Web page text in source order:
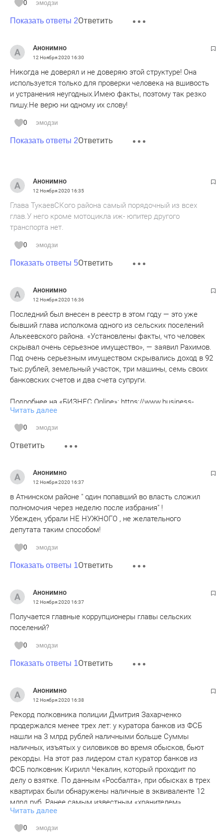
Россию погубит коррупция
0 эмодзи
Показать ответы 2Ответить
Анонимно
12 Ноября 2020 16:30
Никогда не доверял и не доверяю этой структуре! Она
используется только для проверки человека на вшивость
и устранения неугодных.Имею факты, поэтому так резко
пишу.Не верю ни одному их слову!
0 эмодзи
Показать ответы 2Ответить
Анонимно
12 Ноября 2020 16:35
Глава ТукаевСКого района самый порядочный из всех
глав.У него кроме мотоцикла иж- юпитер другого
транспорта нет.
0 эмодзи
Показать ответы 5Ответить
Анонимно
12 Ноября 2020 16:36
Последний был внесен в реестр в этом году — это уже
бывший глава исполкома одного из сельских поселений
Алькеевского района. «Установлены факты, что человек
скрывал очень серьезное имущество», — заявил Рахимов.
Под очень серьезным имуществом скрывались доход в 92
тыс.рублей, земельный участок, три машины, семь своих
банковских счетов и два счета супруги.
Подробнее на «БИЗНЕС Online»: https://www.business-
gazeta.ru/article/488065
Крупную рыбу поймали
Молодцы
Целых 92 тысячи рублей
Суд изъял у экс-министра по вопросам Открытого
правительства в пользу государства больше 30 млрд
Абызов незаконно заработал деньги, занимаясь бизнесом
Читать далее
0 эмодзи
Ответить
Анонимно
12 Ноября 2020 16:37
в Атнинском районе " один попавший во власть сложил
полномочия через неделю после избрания" !
Убежден, убрали НЕ НУЖНОГО , не желательного
депутата таким способом!
0 эмодзи
Показать ответы 1Ответить
Анонимно
12 Ноября 2020 16:37
Получается главные коррупционеры главы сельских
поселений?
0 эмодзи
Показать ответы 1Ответить
Анонимно
12 Ноября 2020 16:38
Рекорд полковника полиции Дмитрия Захарченко
продержался менее трех лет: у куратора банков из ФСБ
нашли на 3 млрд рублей наличными больше Суммы
наличных, изъятых у силовиков во время обысков, бьют
рекорды. На этот раз лидером стал куратор банков из
ФСБ полковник Кирилл Чекалин, который проходит по
делу о взятке. По данным «Росбалта», при обысках в трех
квартирах были обнаружены наличные в эквиваленте 12
млрд руб. Ранее самым известным «хранителем»
денежных купюр был полковник полиции Дмитрий
Захарченко. В сентябре 2016 года при обысках у родных
Захарченко следователи нашли наличные в эквиваленте 9
Читать далее
0 эмодзи